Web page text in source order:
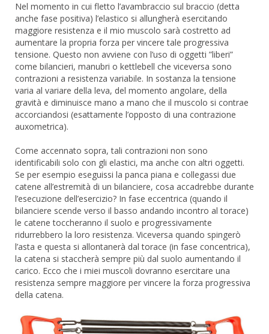
Nel momento in cui fletto l’avambraccio sul braccio (detta
anche fase positiva) l’elastico si allungherà esercitando
maggiore resistenza e il mio muscolo sarà costretto ad
aumentare la propria forza per vincere tale progressiva
tensione. Questo non avviene con l’uso di oggetti ”liberi”
come bilancieri, manubri o kettlebell che viceversa sono
contrazioni a resistenza variabile. In sostanza la tensione
varia al variare della leva, del momento angolare, della
gravità e diminuisce mano a mano che il muscolo si contrae
accorciandosi (esattamente l’opposto di una contrazione
auxometrica).
Come accennato sopra, tali contrazioni non sono
identificabili solo con gli elastici, ma anche con altri oggetti.
Se per esempio eseguissi la panca piana e collegassi due
catene all’estremità di un bilanciere, cosa accadrebbe durante
l’esecuzione dell’esercizio? In fase eccentrica (quando il
bilanciere scende verso il basso andando incontro al torace)
le catene toccheranno il suolo e progressivamente
ridurrebbero la loro resistenza. Viceversa quando spingerò
l’asta e questa si allontanerà dal torace (in fase concentrica),
la catena si staccherà sempre più dal suolo aumentando il
carico. Ecco che i miei muscoli dovranno esercitare una
resistenza sempre maggiore per vincere la forza progressiva
della catena.